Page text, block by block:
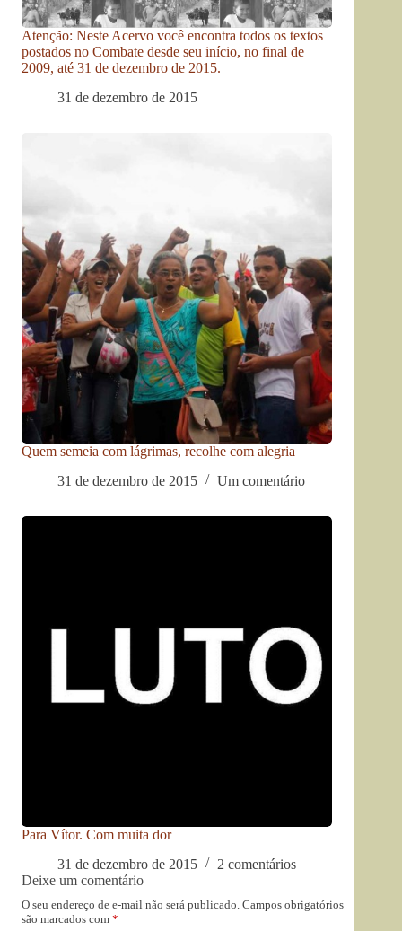
Atenção: Neste Acervo você encontra todos os textos
postados no Combate desde seu início, no final de
2009, até 31 de dezembro de 2015.
31 de dezembro de 2015
Quem semeia com lágrimas, recolhe com alegria
31 de dezembro de 2015
Um comentário
Para Vítor. Com muita dor
31 de dezembro de 2015
2 comentários
Deixe um comentário
O seu endereço de e-mail não será publicado. Campos obrigatórios
são marcados com *